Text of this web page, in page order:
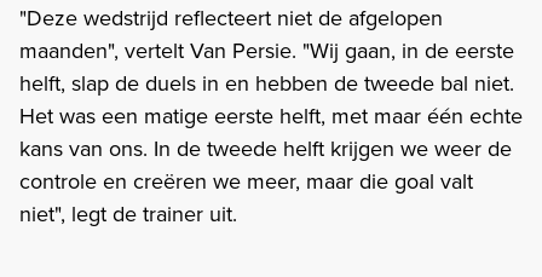
"Deze wedstrijd reflecteert niet de afgelopen
maanden", vertelt Van Persie. "Wij gaan, in de eerste
helft, slap de duels in en hebben de tweede bal niet.
Het was een matige eerste helft, met maar één echte
kans van ons. In de tweede helft krijgen we weer de
controle en creëren we meer, maar die goal valt
niet", legt de trainer uit.